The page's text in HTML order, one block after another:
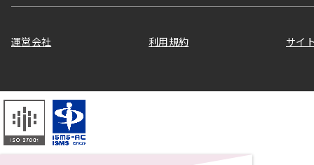
運営会社 利用規約 サイ